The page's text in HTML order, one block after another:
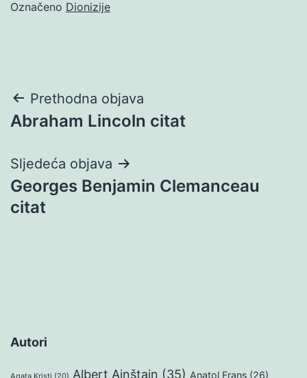
Označeno Dionizije
Navigacija
objava
Prethodna objava
Abraham Lincoln citat
Sljedeća objava
Georges Benjamin Clemanceau
citat
Autori
Albert Ajnštajn (35) Anatol Frans (26)